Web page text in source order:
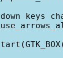
keys